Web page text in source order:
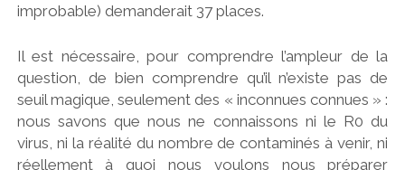
improbable) demanderait 37 places.
Il est nécessaire, pour comprendre l’ampleur de la
question, de bien comprendre qu’il n’existe pas de
seuil magique, seulement des « inconnues connues » :
nous savons que nous ne connaissons ni le R0 du
virus, ni la réalité du nombre de contaminés à venir, ni
réellement à quoi nous voulons nous préparer